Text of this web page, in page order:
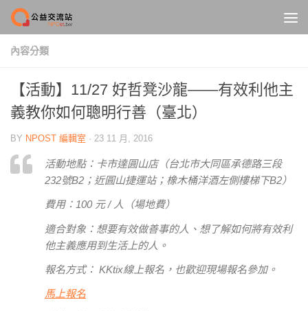
Skip to content
內容分類
【活動】11/27 好哲凳沙龍——有效利他主
義教你如何聰明行善（臺北）
BY NPOST 編輯室 · 23 11 月, 2016
活動地點：卡市達圓山店（台北市大同區承德路三段
232號B2；近圓山捷運站；橡木桶洋酒左側樓梯下B2）
費用：100 元 / 人（場地費）
適合對象：想要有效做善事的人、想了解如何將有效利
他主義應用到生活上的人。
報名方式： KKtix線上報名，也歡迎現場報名參加。
馬上報名